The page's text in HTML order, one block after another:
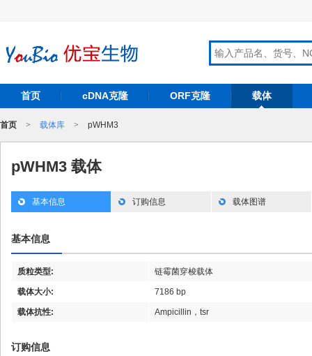
首页 cDNA克隆 ORF克隆 载体
首页 > 载体库 > pWHM3
pWHM3 载体
基本信息 订购信息 载体图谱
基本信息
质粒类型: 链霉菌穿梭载体
载体大小: 7186 bp
载体抗性: Ampicillin，tsr
订购信息